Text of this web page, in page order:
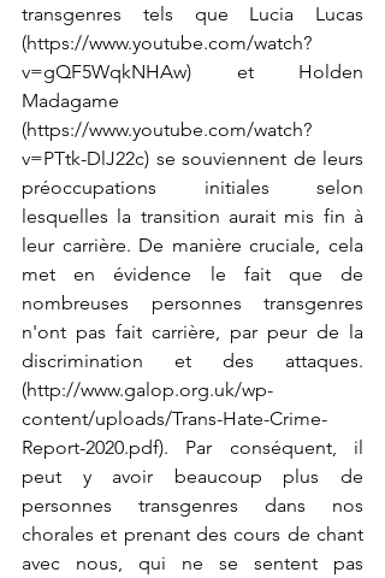
transgenres tels que Lucia Lucas
(https://www.youtube.com/watch?
v=gQF5WqkNHAw) et Holden
Madagame
(https://www.youtube.com/watch?
v=PTtk-DlJ22c) se souviennent de leurs
préoccupations initiales selon
lesquelles la transition aurait mis fin à
leur carrière. De manière cruciale, cela
met en évidence le fait que de
nombreuses personnes transgenres
n'ont pas fait carrière, par peur de la
discrimination et des attaques.
(http://www.galop.org.uk/wp-
content/uploads/Trans-Hate-Crime-
Report-2020.pdf). Par conséquent, il
peut y avoir beaucoup plus de
personnes transgenres dans nos
chorales et prenant des cours de chant
avec nous, qui ne se sentent pas